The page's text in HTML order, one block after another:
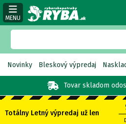
MENU
Tovar skladom
Novinky Bleskový výpredaj
Totálny Letný výpredaj už len